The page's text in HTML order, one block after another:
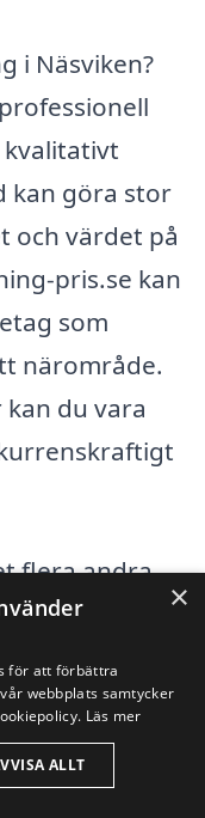
i Näsviken?
kan göra stor
och värdet på
pris.se kan
som
närområde.
du vara
flera andra
hitta
av dessa
×
för att förbättra
webbplats samtycker
Läs mer
ALLT